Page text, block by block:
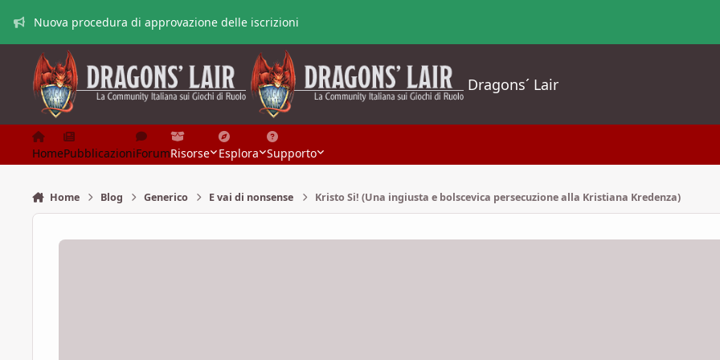
Nuova procedura di approvazione delle iscrizioni
Dragons´ Lair
HomePubblicazioniForumRisorse Esplora Supporto
Home Blog Generico E vai di nonsense Kristo Si! (Una ingiusta e bolscevica persecuzione alla Kristiana Kredenza)